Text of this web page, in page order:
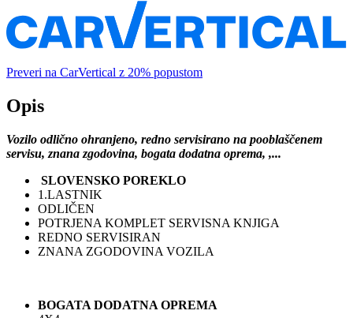
Preveri na CarVertical z 20% popustom
Opis
Vozilo odlično ohranjeno, redno servisirano na pooblaščenem
servisu, znana zgodovina, bogata dodatna oprema, ,...
SLOVENSKO POREKLO
1.LASTNIK
ODLIČEN
POTRJENA KOMPLET SERVISNA KNJIGA
REDNO SERVISIRAN
ZNANA ZGODOVINA VOZILA
BOGATA DODATNA OPREMA